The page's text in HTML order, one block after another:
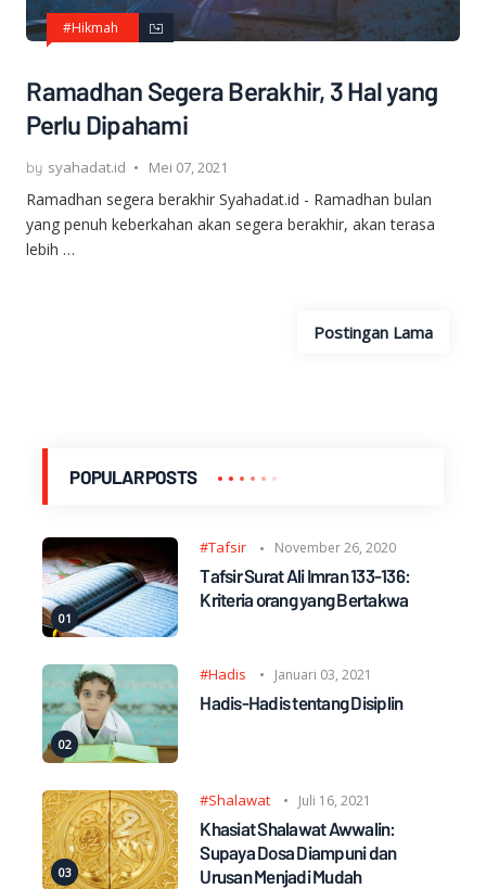
#Hikmah
Ramadhan Segera Berakhir, 3 Hal yang
Perlu Dipahami
syahadat.id Mei 07, 2021
Ramadhan segera berakhir Syahadat.id - Ramadhan bulan
yang penuh keberkahan akan segera berakhir, akan terasa
lebih …
Postingan Lama
POPULAR POSTS
#Tafsir November 26, 2020
Tafsir Surat Ali Imran 133-136:
Kriteria orang yang Bertakwa
#Hadis Januari 03, 2021
Hadis-Hadis tentang Disiplin
#Shalawat Juli 16, 2021
Khasiat Shalawat Awwalin:
Supaya Dosa Diampuni dan
Urusan Menjadi Mudah